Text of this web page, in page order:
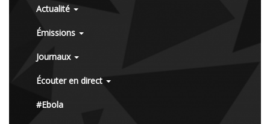
Actualité
Émissions
Journaux
Écouter en direct
#Ebola